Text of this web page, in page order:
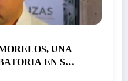
UNA
EN SUS
RESPONSABLE